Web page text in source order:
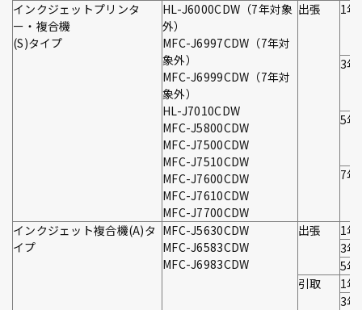
インクジェットプリンタ
ー・複合機
(S)タイプ
HL-J6000CDW（7年対象
外）
MFC-J6997CDW（7年対
象外）
MFC-J6999CDW（7年対
象外）
HL-J7010CDW
MFC-J5800CDW
MFC-J7500CDW
MFC-J7510CDW
MFC-J7600CDW
MFC-J7610CDW
MFC-J7700CDW
出張 1年
3年
5年
7年
インクジェット複合機(A)タ
イプ
MFC-J5630CDW
MFC-J6583CDW
MFC-J6983CDW
出張
1年
3年
5年
引取
1年
3年